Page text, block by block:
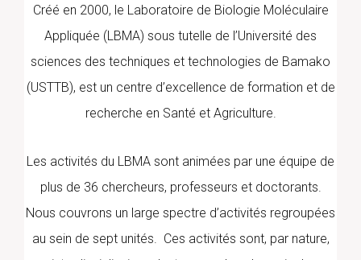
Créé en 2000, le Laboratoire de Biologie Moléculaire
Appliquée (LBMA) sous tutelle de l’Université des
sciences des techniques et technologies de Bamako
(USTTB), est un centre d’excellence de formation et de
recherche en Santé et Agriculture.
Les activités du LBMA sont animées par une équipe de
plus de 36 chercheurs, professeurs et doctorants.
Nous couvrons un large spectre d’activités regroupées
au sein de sept unités. Ces activités sont, par nature,